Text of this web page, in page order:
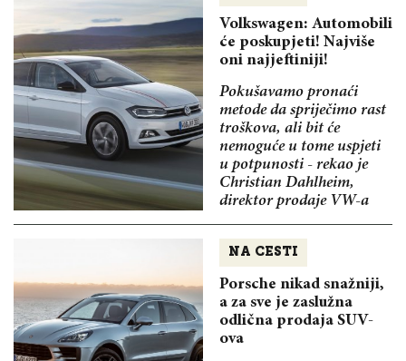
Volkswagen: Automobili
će poskupjeti! Najviše
oni najjeftiniji!
Pokušavamo pronaći
metode da spriječimo rast
troškova, ali bit će
nemoguće u tome uspjeti
u potpunosti - rekao je
Christian Dahlheim,
direktor prodaje VW-a
NA CESTI
Porsche nikad snažniji,
a za sve je zaslužna
odlična prodaja SUV-
ova